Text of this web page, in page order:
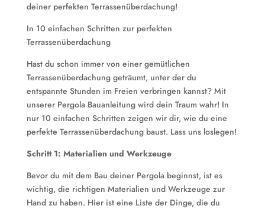
deiner perfekten Terrassenüberdachung!
In 10 einfachen Schritten zur perfekten
Terrassenüberdachung
Hast du schon immer von einer gemütlichen
Terrassenüberdachung geträumt, unter der du
entspannte Stunden im Freien verbringen kannst? Mit
unserer Pergola Bauanleitung wird dein Traum wahr! In
nur 10 einfachen Schritten zeigen wir dir, wie du eine
perfekte Terrassenüberdachung baust. Lass uns loslegen!
Schritt 1: Materialien und Werkzeuge
Bevor du mit dem Bau deiner Pergola beginnst, ist es
wichtig, die richtigen Materialien und Werkzeuge zur
Hand zu haben. Hier ist eine Liste der Dinge, die du